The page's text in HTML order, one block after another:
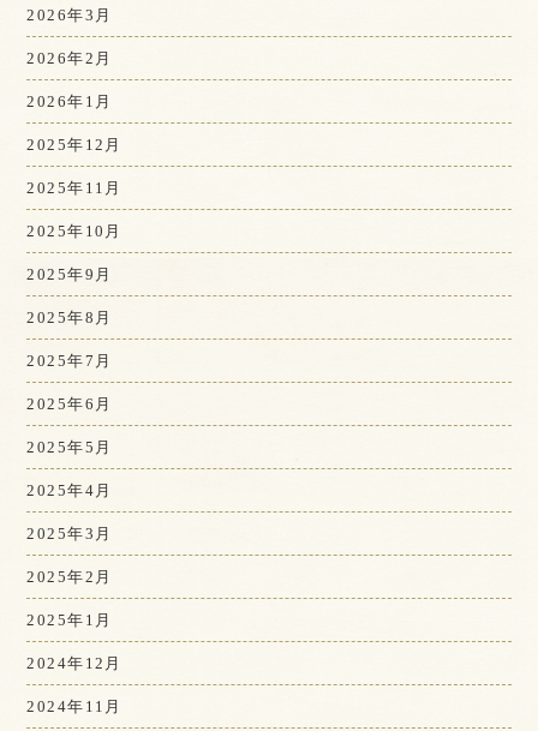
2026年3月
2026年2月
2026年1月
2025年12月
2025年11月
2025年10月
2025年9月
2025年8月
2025年7月
2025年6月
2025年5月
2025年4月
2025年3月
2025年2月
2025年1月
2024年12月
2024年11月